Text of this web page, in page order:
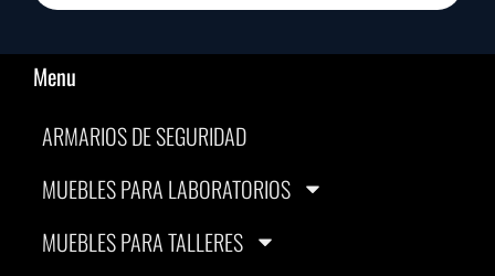
Menu
ARMARIOS DE SEGURIDAD
MUEBLES PARA LABORATORIOS
MUEBLES PARA TALLERES